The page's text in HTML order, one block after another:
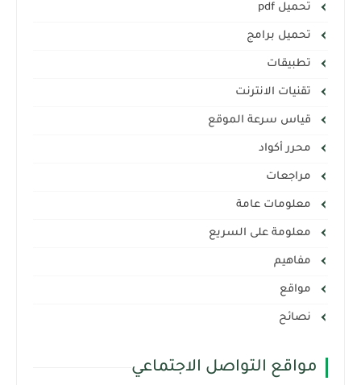
تحميل pdf
تحميل برامج
تطبيقات
تقنيات الانترنت
قياس سرعة الموقع
محرر أكواد
مراجعات
معلومات عامة
معلومة على السريع
مفاهيم
مواقع
نصائح
مواقع التواصل الاجتماعي